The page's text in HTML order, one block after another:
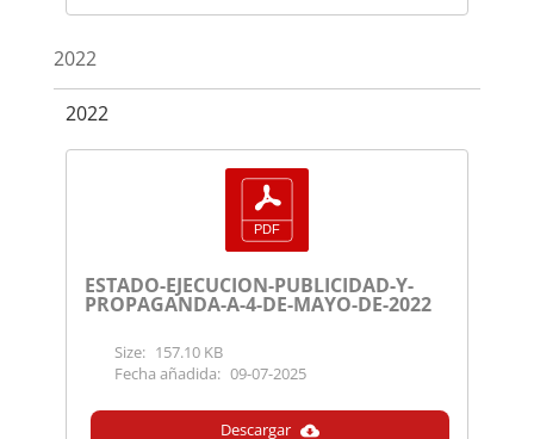
2022
2022
ESTADO-EJECUCION-PUBLICIDAD-Y-
PROPAGANDA-A-4-DE-MAYO-DE-2022
Size: 157.10 KB
Fecha añadida: 09-07-2025
Descargar